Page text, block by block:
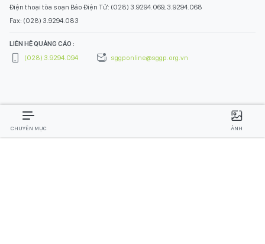
Điện thoại tòa soạn Báo Điện Tử: (028) 3.9294.069, 3.9294.068
Fax: (028) 3.9294.083
LIÊN HỆ QUẢNG CÁO :
(028) 3.9294.094
sggponline@sggp.org.vn
CHUYÊN MỤC ẢNH